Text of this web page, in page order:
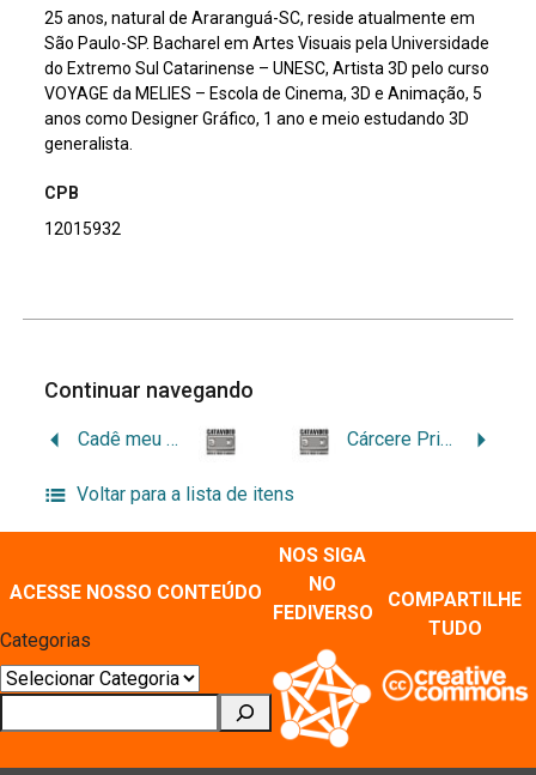
25 anos, natural de Araranguá-SC, reside atualmente em
São Paulo-SP. Bacharel em Artes Visuais pela Universidade
do Extremo Sul Catarinense – UNESC, Artista 3D pelo curso
VOYAGE da MELIES – Escola de Cinema, 3D e Animação, 5
anos como Designer Gráfico, 1 ano e meio estudando 3D
generalista.
CPB
12015932
Continuar navegando
Cadê meu Rango? Cárcere Privado
Voltar para a lista de itens
ACESSE NOSSO CONTEÚDO
Categorias
NOS SIGA
NO
FEDIVERSO
COMPARTILHE
TUDO